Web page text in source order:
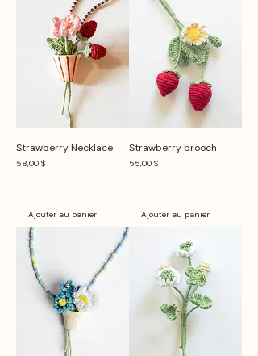
Strawberry Necklace
Prix
58,00 $
Ajouter au panier
Strawberry brooch
Prix
55,00 $
Ajouter au panier